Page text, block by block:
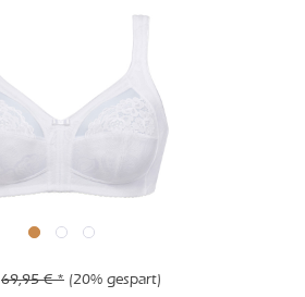
69,95 € * (20% gespart)